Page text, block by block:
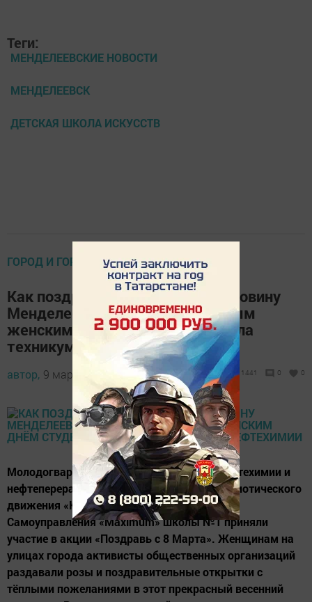
Теги:
МЕНДЕЛЕЕВСКИЕ НОВОСТИ
МЕНДЕЛЕЕВСК
ДЕТСКАЯ ШКОЛА ИСКУССТВ
ГОРОД И ГОРОЖАНЕ
Как поздравили прекрасную половину
Менделеевска с Международным
женским днём студенты филиала
техникума нефтехимии
автор, 9 марта 2017 - 06:50 1441 0 0
Молодогвардейцы филиала техникума нефтехимии и
нефтепереработки, активисты военно-патриотического
движения «Юнармия» и Совета Школьного
Самоуправления «Maximum» школы №1 приняли
участие в акции «Поздравь с 8 Марта». Женщинам на
улицах города активисты общественных организаций
раздавали розы и поздравительные открытки с
тёплыми пожеланиями в этот прекрасный весенний